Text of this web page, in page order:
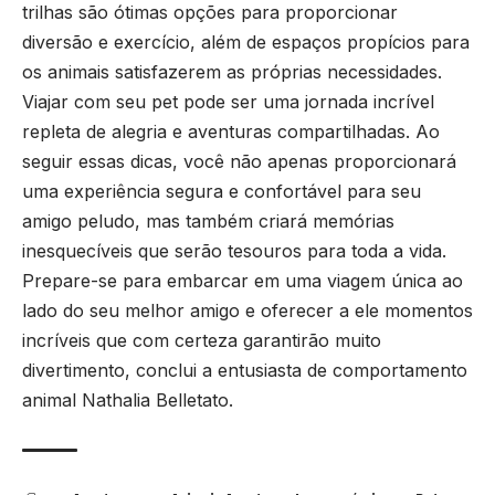
trilhas são ótimas opções para proporcionar
diversão e exercício, além de espaços propícios para
os animais satisfazerem as próprias necessidades.
Viajar com seu pet pode ser uma jornada incrível
repleta de alegria e aventuras compartilhadas. Ao
seguir essas dicas, você não apenas proporcionará
uma experiência segura e confortável para seu
amigo peludo, mas também criará memórias
inesquecíveis que serão tesouros para toda a vida.
Prepare-se para embarcar em uma viagem única ao
lado do seu melhor amigo e oferecer a ele momentos
incríveis que com certeza garantirão muito
divertimento, conclui a entusiasta de comportamento
animal Nathalia Belletato.